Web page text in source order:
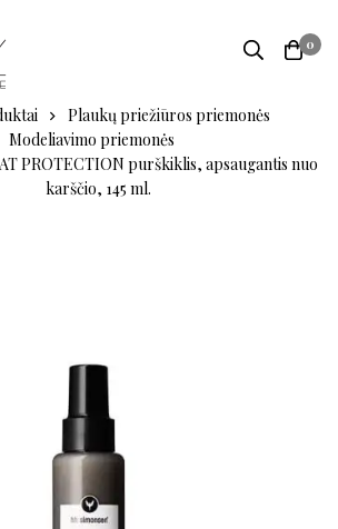
0
Plaukų priežiūros priemonės
Modeliavimo priemonės
PROTECTION purškiklis, apsaugantis nuo
karščio, 145 ml.